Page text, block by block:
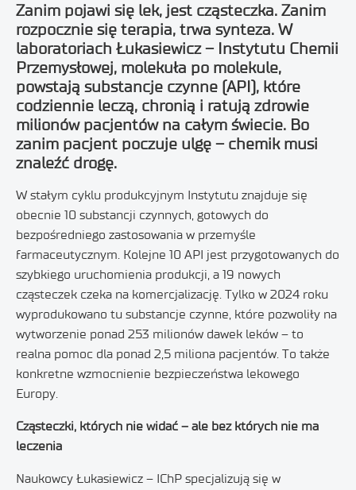
Zanim pojawi się lek, jest cząsteczka. Zanim
rozpocznie się terapia, trwa synteza. W
laboratoriach Łukasiewicz – Instytutu Chemii
Przemysłowej, molekuła po molekule,
powstają substancje czynne (API), które
codziennie leczą, chronią i ratują zdrowie
milionów pacjentów na całym świecie. Bo
zanim pacjent poczuje ulgę – chemik musi
znaleźć drogę.
W stałym cyklu produkcyjnym Instytutu znajduje się
obecnie 10 substancji czynnych, gotowych do
bezpośredniego zastosowania w przemyśle
farmaceutycznym. Kolejne 10 API jest przygotowanych do
szybkiego uruchomienia produkcji, a 19 nowych
cząsteczek czeka na komercjalizację. Tylko w 2024 roku
wyprodukowano tu substancje czynne, które pozwoliły na
wytworzenie ponad 253 milionów dawek leków – to
realna pomoc dla ponad 2,5 miliona pacjentów. To także
konkretne wzmocnienie bezpieczeństwa lekowego
Europy.
Cząsteczki, których nie widać – ale bez których nie ma
leczenia
Naukowcy Łukasiewicz – IChP specjalizują się w